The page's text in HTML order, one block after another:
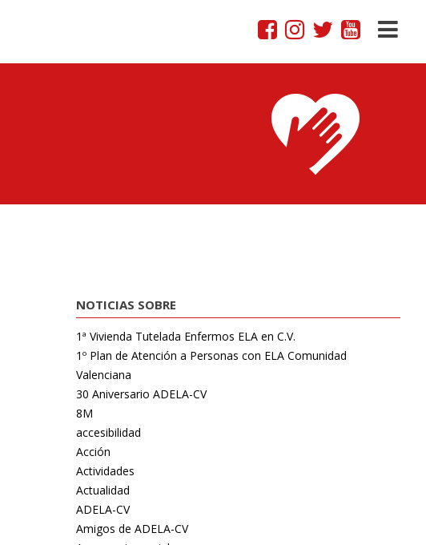
NOTICIAS SOBRE
1ª Vivienda Tutelada Enfermos ELA en C.V.
1º Plan de Atención a Personas con ELA Comunidad
Valenciana
30 Aniversario ADELA-CV
8M
accesibilidad
Acción
Actividades
Actualidad
ADELA-CV
Amigos de ADELA-CV